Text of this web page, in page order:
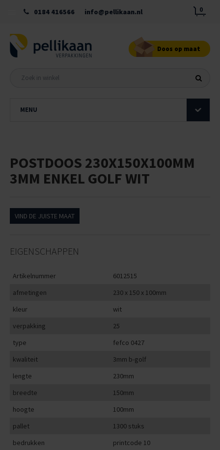
0184 416566 info@pellikaan.nl 0
Doos op maat
MENU
POSTDOOS 230X150X100MM
3MM ENKEL GOLF WIT
VIND DE JUISTE MAAT
EIGENSCHAPPEN
Artikelnummer
6012515
afmetingen
230 x 150 x 100mm
kleur
wit
verpakking
25
type
fefco 0427
kwaliteit
3mm b-golf
lengte
230mm
breedte
150mm
hoogte
100mm
pallet
1300 stuks
bedrukken
printcode 10